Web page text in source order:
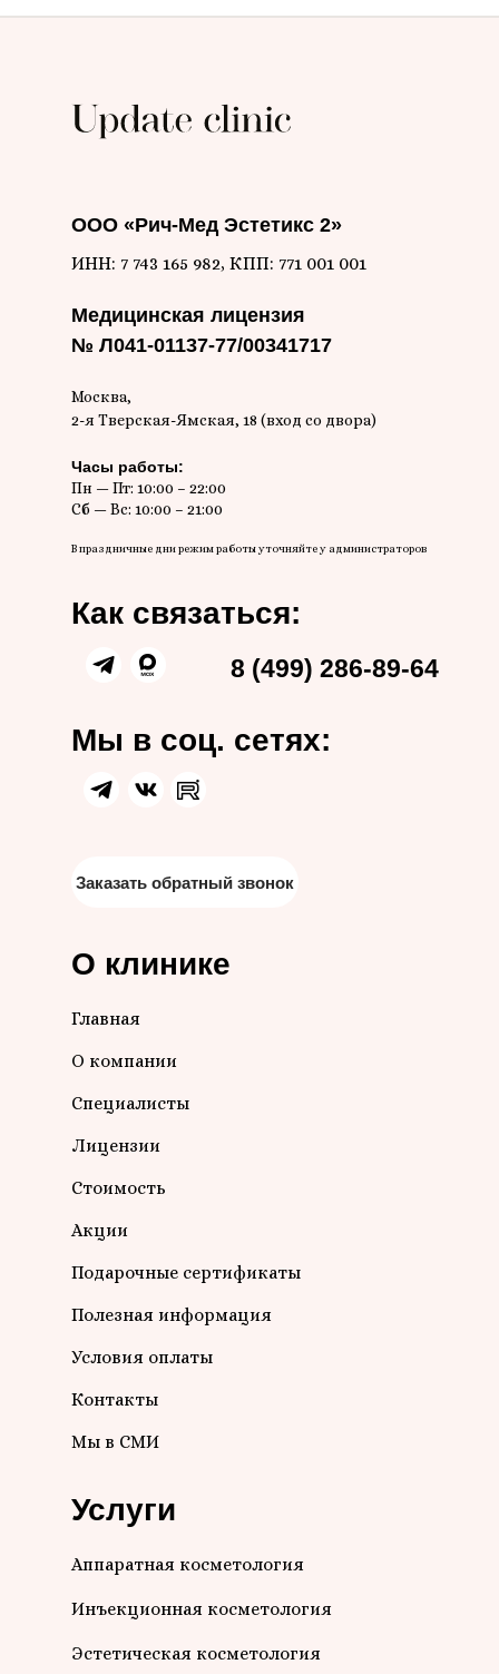
ООО «Рич-Мед Эстетикс 2»
ИНН: 7 743 165 982, КПП: 771 001 001
Медицинская лицензия
№ Л041-01137-77/00341717
Москва,
2-я Тверская-Ямская, 18 (вход со двора)
8 (499) 286-89-64
Мы в соц. сетях:
Как связаться:
О клинике
Главная
О компании
Специалисты
Лицензии
Услуги
Аппаратная косметология
Инъекционная косметология
Эстетическая косметология
Стоимость
Подарочные сертификаты
Акции
Полезная информация
Условия оплаты
Контакты
Мы в СМИ
Заказать обратный звонок
Часы работы:
Пн — Пт: 10:00 – 22:00
Сб — Вс: 10:00 – 21:00
В праздничные дни режим работы уточняйте у администраторов